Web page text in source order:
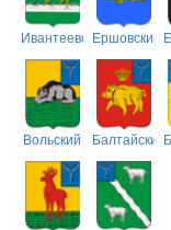
ИвантеевскийЕршовский
Вольский Балтайский